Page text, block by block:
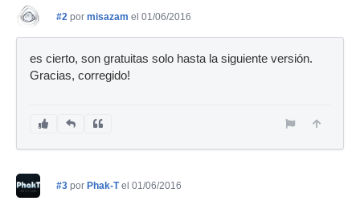
#2 por misazam el 01/06/2016
es cierto, son gratuitas solo hasta la siguiente versión.
Gracias, corregido!
#3 por Phak-T el 01/06/2016